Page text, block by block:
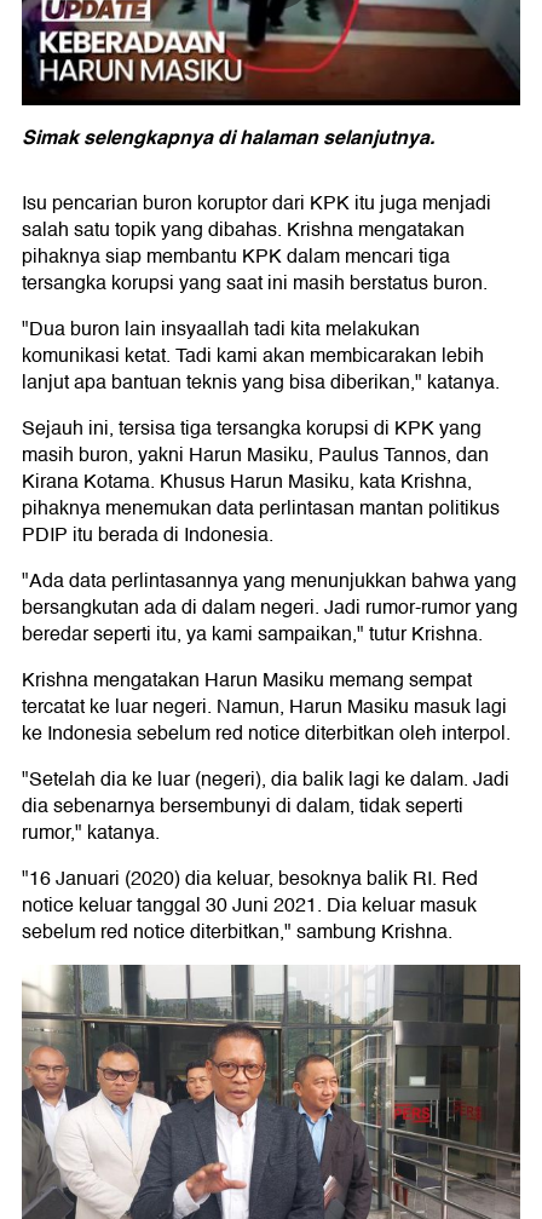
Simak selengkapnya di halaman selanjutnya.
Isu pencarian buron koruptor dari KPK itu juga menjadi
salah satu topik yang dibahas. Krishna mengatakan
pihaknya siap membantu KPK dalam mencari tiga
tersangka korupsi yang saat ini masih berstatus buron.
"Dua buron lain insyaallah tadi kita melakukan
komunikasi ketat. Tadi kami akan membicarakan lebih
lanjut apa bantuan teknis yang bisa diberikan," katanya.
Sejauh ini, tersisa tiga tersangka korupsi di KPK yang
masih buron, yakni Harun Masiku, Paulus Tannos, dan
Kirana Kotama. Khusus Harun Masiku, kata Krishna,
pihaknya menemukan data perlintasan mantan politikus
PDIP itu berada di Indonesia.
"Ada data perlintasannya yang menunjukkan bahwa yang
bersangkutan ada di dalam negeri. Jadi rumor-rumor yang
beredar seperti itu, ya kami sampaikan," tutur Krishna.
Krishna mengatakan Harun Masiku memang sempat
tercatat ke luar negeri. Namun, Harun Masiku masuk lagi
ke Indonesia sebelum red notice diterbitkan oleh interpol.
"Setelah dia ke luar (negeri), dia balik lagi ke dalam. Jadi
dia sebenarnya bersembunyi di dalam, tidak seperti
rumor," katanya.
"16 Januari (2020) dia keluar, besoknya balik RI. Red
notice keluar tanggal 30 Juni 2021. Dia keluar masuk
sebelum red notice diterbitkan," sambung Krishna.